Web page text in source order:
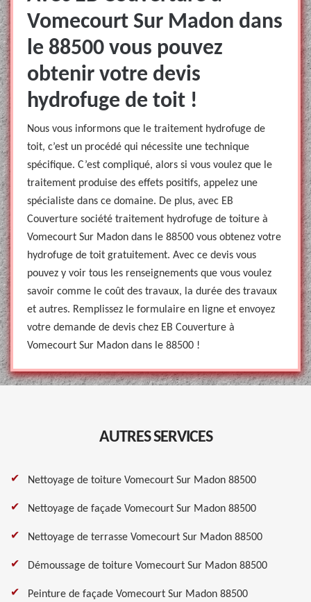
Vomecourt Sur Madon dans
le 88500 vous pouvez
obtenir votre devis
hydrofuge de toit !
Nous vous informons que le traitement hydrofuge de
toit, c’est un procédé qui nécessite une technique
spécifique. C’est compliqué, alors si vous voulez que le
traitement produise des effets positifs, appelez une
spécialiste dans ce domaine. De plus, avec EB
Couverture société traitement hydrofuge de toiture à
Vomecourt Sur Madon dans le 88500 vous obtenez votre
hydrofuge de toit gratuitement. Avec ce devis vous
pouvez y voir tous les renseignements que vous voulez
savoir comme le coût des travaux, la durée des travaux
et autres. Remplissez le formulaire en ligne et envoyez
votre demande de devis chez EB Couverture à
Vomecourt Sur Madon dans le 88500 !
AUTRES SERVICES
Nettoyage de toiture Vomecourt Sur Madon 88500
Nettoyage de façade Vomecourt Sur Madon 88500
Nettoyage de terrasse Vomecourt Sur Madon 88500
Démoussage de toiture Vomecourt Sur Madon 88500
Peinture de façade Vomecourt Sur Madon 88500